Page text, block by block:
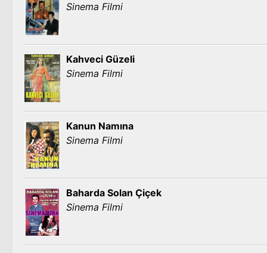
Sinema Filmi
Kahveci Güzeli
Sinema Filmi
Kanun Namına
Sinema Filmi
Baharda Solan Çiçek
Sinema Filmi